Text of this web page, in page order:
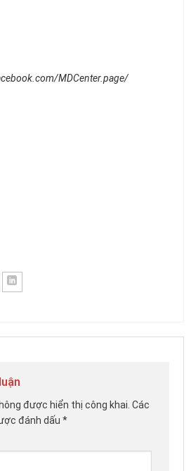
MDCenter.page/
được hiển thị công khai. Các
đánh dấu *